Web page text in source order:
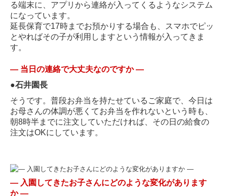
る端末に、アプリから連絡が入ってくるようなシステム
になっています。
延長保育で17時までお預かりする場合も、スマホでピッ
とやればその子が利用しますという情報が入ってきま
す。
― 当日の連絡で大丈夫なのですか―
●石井園長
そうです。普段お弁当を持たせているご家庭で、今日は
お母さんの体調が悪くてお弁当を作れないという時も、
朝8時半までに注文していただければ、その日の給食の
注文はOKにしています。
― 入園してきたお子さんにどのような変化があります
か―